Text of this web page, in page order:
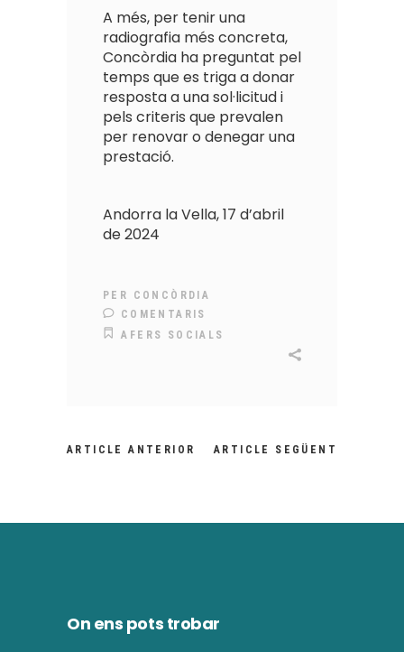
A més, per tenir una
radiografia més concreta,
Concòrdia ha preguntat pel
temps que es triga a donar
resposta a una sol·licitud i
pels criteris que prevalen
per renovar o denegar una
prestació.
Andorra la Vella, 17 d’abril
de 2024
PER CONCÒRDIA
COMENTARIS
AFERS SOCIALS
ARTICLE ANTERIOR ARTICLE SEGÜENT
On ens pots trobar